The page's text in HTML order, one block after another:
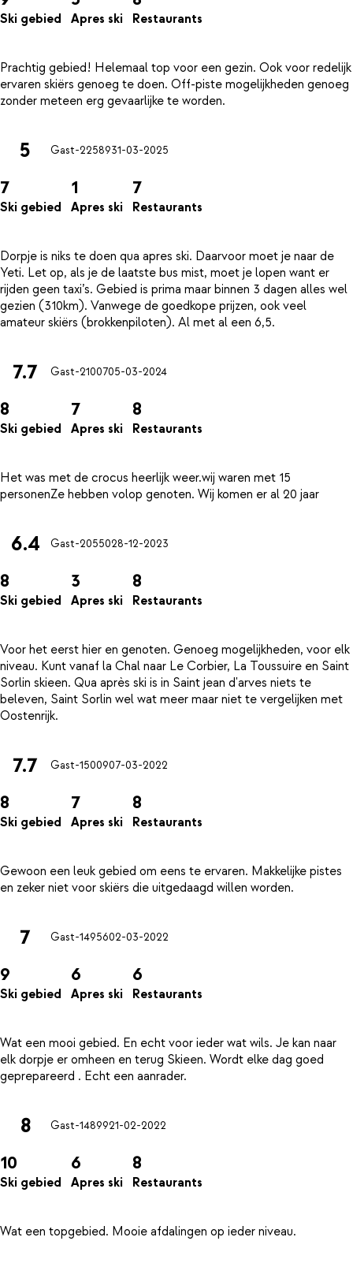
Ski gebied Apres ski Restaurants
Prachtig gebied! Helemaal top voor een gezin. Ook voor redelijk
ervaren skiërs genoeg te doen. Off-piste mogelijkheden genoeg
5 Gast-2258931-03-2025
7
Ski gebied
1
Apres ski
7
Restaurants
Dorpje is niks te doen qua apres ski. Daarvoor moet je naar de
Yeti. Let op, als je de laatste bus mist, moet je lopen want er
rijden geen taxi’s. Gebied is prima maar binnen 3 dagen alles wel
gezien (310km). Vanwege de goedkope prijzen, ook veel
7.7 Gast-2100705-03-2024
8
Ski gebied
7
Apres ski
8
Restaurants
Het was met de crocus heerlijk weer.wij waren met 15
6.4 Gast-2055028-12-2023
8
Ski gebied
3
Apres ski
8
Restaurants
Voor het eerst hier en genoten. Genoeg mogelijkheden, voor elk
niveau. Kunt vanaf la Chal naar Le Corbier, La Toussuire en Saint
Sorlin skieen. Qua après ski is in Saint jean d'arves niets te
beleven, Saint Sorlin wel wat meer maar niet te vergelijken met
7.7 Gast-1500907-03-2022
8
Ski gebied
7
Apres ski
8
Restaurants
Gewoon een leuk gebied om eens te ervaren. Makkelijke pistes
7 Gast-1495602-03-2022
9
Ski gebied
6
Apres ski
6
Restaurants
Wat een mooi gebied. En echt voor ieder wat wils. Je kan naar
elk dorpje er omheen en terug Skieen. Wordt elke dag goed
8 Gast-1489921-02-2022
10
Ski gebied
6
Apres ski
8
Restaurants